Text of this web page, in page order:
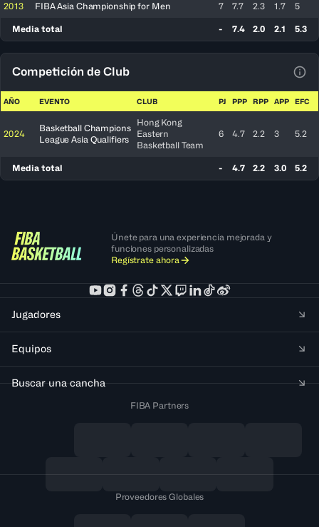
2013 FIBA Asia Championship for Men 7 7.7 2.3 1.7 5
Media total - 7.4 2.0 2.1 5.3
Competición de Club
AÑO EVENTO CLUB PJ PPP RPP APP EFC
2024
Basketball Champions
League Asia Qualifiers
Hong Kong
Eastern
Basketball Team
6 4.7 2.2 3 5.2
Media total - 4.7 2.2 3.0 5.2
Únete para una experiencia mejorada y
funciones personalizadas
Regístrate ahora
Jugadores
Equipos
Buscar una cancha
FIBA Partners
Proveedores Globales